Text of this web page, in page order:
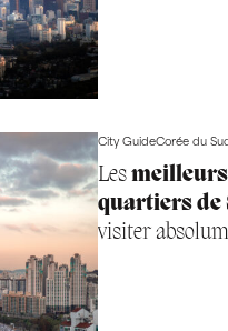
City GuideCorée du
Lesmeilleurs
quartiers de
visiter